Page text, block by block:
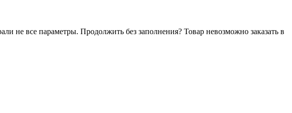
не все параметры. Продолжить без заполнения? Товар невозможно заказать в